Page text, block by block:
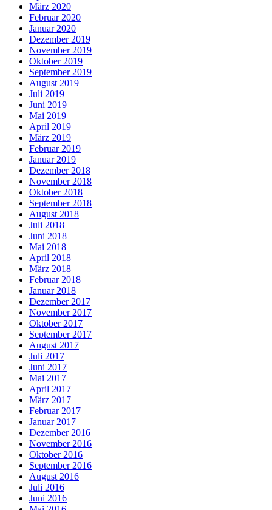
März 2020
Februar 2020
Januar 2020
Dezember 2019
November 2019
Oktober 2019
September 2019
August 2019
Juli 2019
Juni 2019
Mai 2019
April 2019
März 2019
Februar 2019
Januar 2019
Dezember 2018
November 2018
Oktober 2018
September 2018
August 2018
Juli 2018
Juni 2018
Mai 2018
April 2018
März 2018
Februar 2018
Januar 2018
Dezember 2017
November 2017
Oktober 2017
September 2017
August 2017
Juli 2017
Juni 2017
Mai 2017
April 2017
März 2017
Februar 2017
Januar 2017
Dezember 2016
November 2016
Oktober 2016
September 2016
August 2016
Juli 2016
Juni 2016